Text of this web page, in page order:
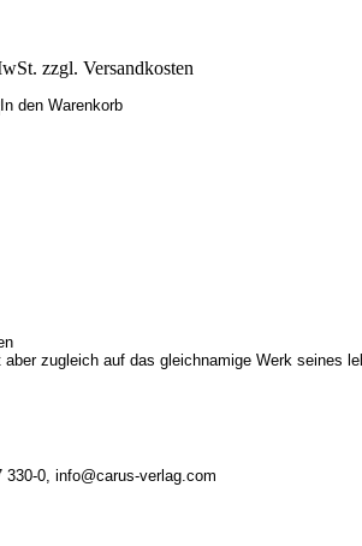
zzgl. Versandkosten
zugleich auf das gleichnamige Werk seines
0, info@carus-verlag.com